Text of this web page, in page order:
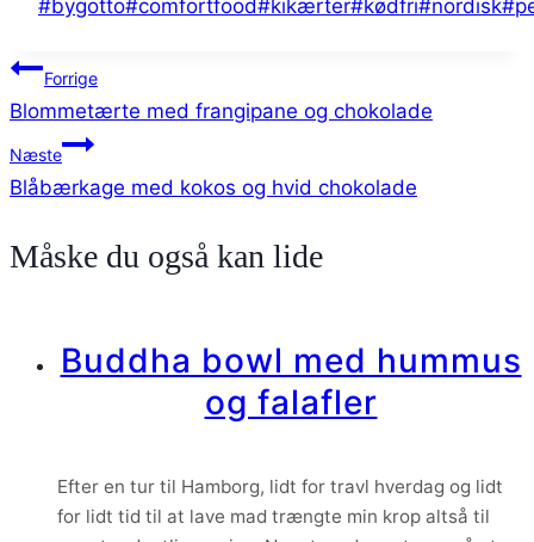
#bygotto#comfortfood#kikærter#kødfri#nordisk#
Indlægsnavigation
Forrige
Blommetærte med frangipane og chokolade
Næste
Blåbærkage med kokos og hvid chokolade
Måske du også kan lide
Buddha bowl med hummus
og falafler
Efter en tur til Hamborg, lidt for travl hverdag og lidt
for lidt tid til at lave mad trængte min krop altså til